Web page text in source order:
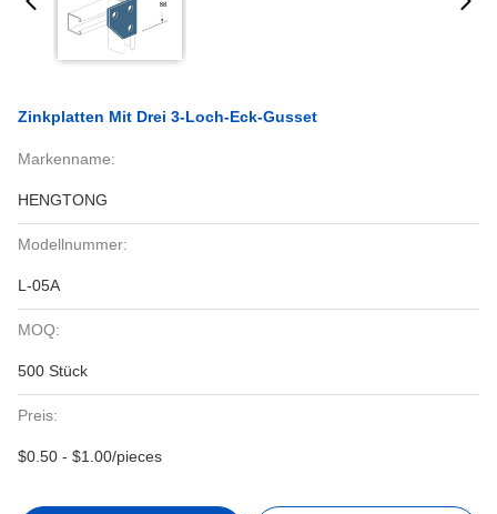
Zinkplatten Mit Drei 3-Loch-Eck-Gusset
Markenname:
HENGTONG
Modellnummer:
L-05A
MOQ:
500 Stück
Preis:
$0.50 - $1.00/pieces